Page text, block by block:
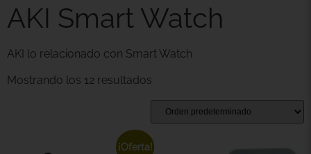
AKI Smart Watch
AKI lo relacionado con Smart Watch
Mostrando los 12 resultados
¡Oferta!